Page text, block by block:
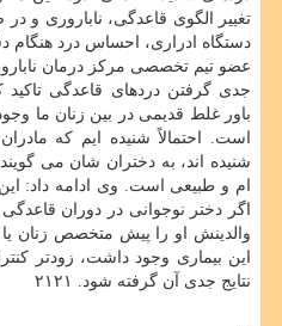
تغییر الگوی قاعدگی، ناباروری و
دستگاه ادراری، احساس درد هنگام
عضو تیم تخصصی مركز درمان
جدی گرفتن دردهای قاعدگی تاكید
باور غلط قدیمی در بین زنان ما
است. احتمالاً شنیده ایم كه
شنیده اند، به دختران شان می
ام و طبیعی است. وی ادامه داد:
اگر دختر نوجوانی در دوران
والدینش او را پیش متخصص زنان یا
این بیماری وجود داشت، زودتر
نتایج جدی آن گرفته شود. ۲۱۲۱